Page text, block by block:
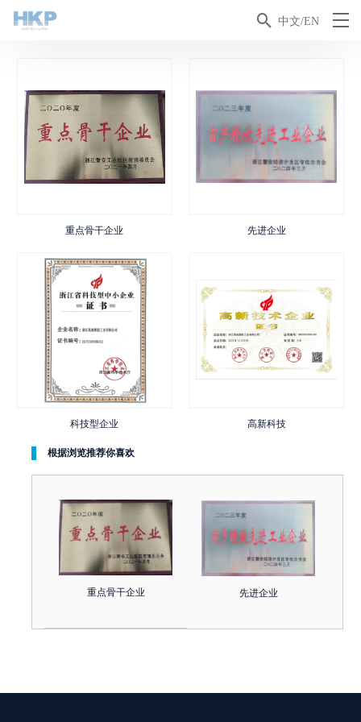
 中文/EN
重点骨干企业 先进企业
科技型企业 高新科技
根据浏览推荐你喜欢
重点骨干企业 先进企业